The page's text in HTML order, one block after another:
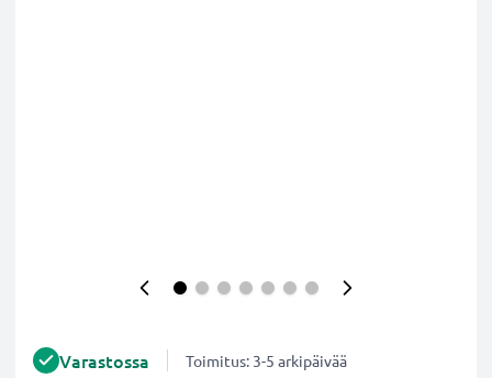
Varastossa Toimitus: 3-5 arkipäivää